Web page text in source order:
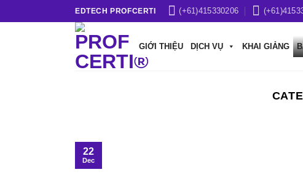
to
EDTECH PROFCERTI (+61)415330206
GIỚI THIỆU DỊCH VỤ KHAI GIẢNG
22
Dec